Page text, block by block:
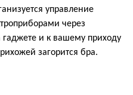
управление
через
гаджете и к вашему приходу
загорится бра.